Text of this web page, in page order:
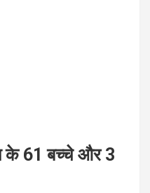
के 61 बच्चे और 3